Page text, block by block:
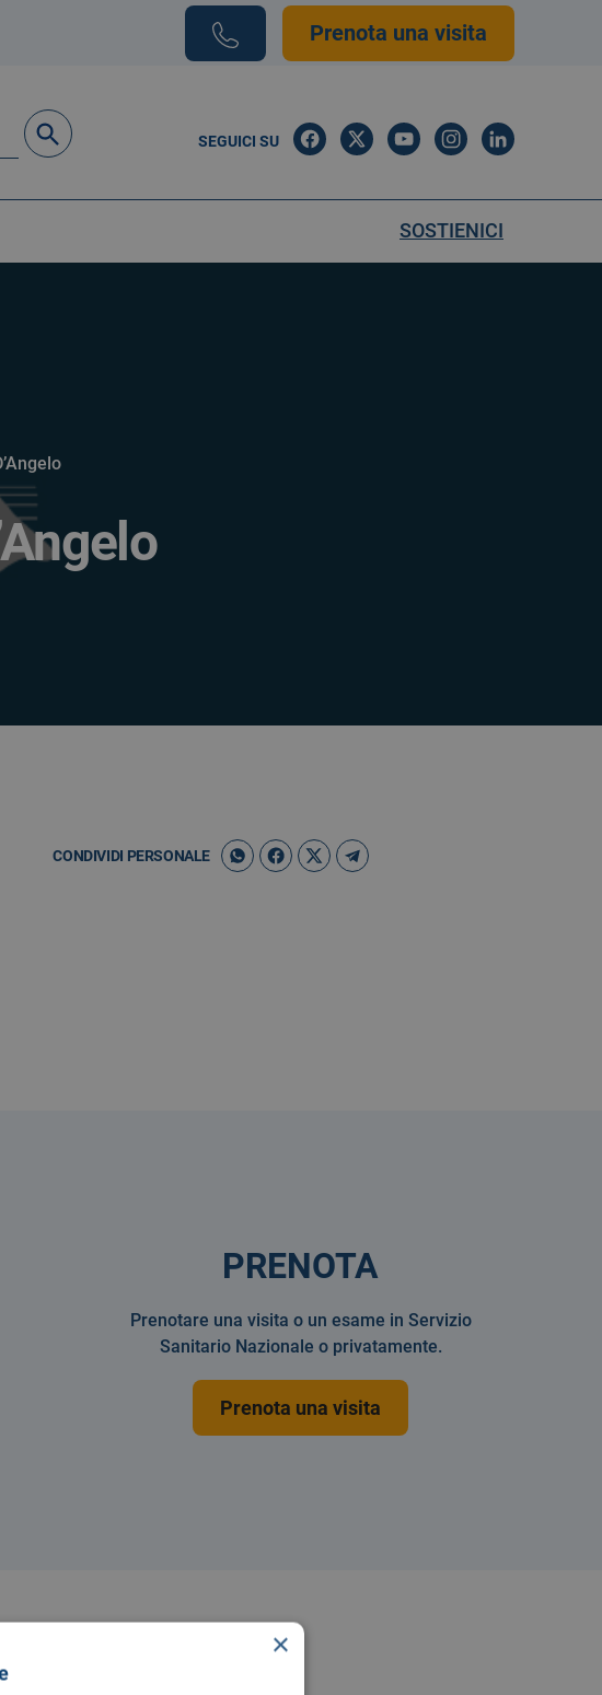
Prenota una visita
SEGUICI SU
SOSTIENICI
CONDIVIDI PERSONALE
PRENOTA
Prenotare una visita o un esame in Servizio
Sanitario Nazionale o privatamente.
Prenota una visita
×